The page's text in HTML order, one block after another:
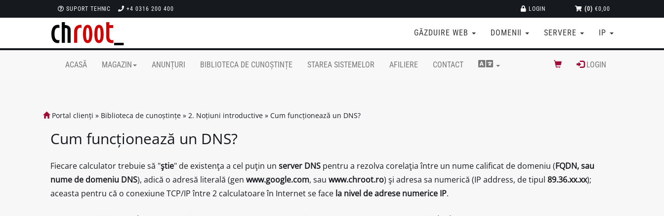
SUPORT TEHNIC +4 0316 200 400 (0) €0,00
LOGIN
GĂZDUIRE WEB DOMENII SERVERE IP
ACASĂ MAGAZIN ANUNȚURI BIBLIOTECA DE CUNOȘTINȚE STAREA SISTEMELOR AFILIERE CONTACT LOGIN
Portal clienți » Biblioteca de cunoștințe » 2. Noțiuni introductive » Cum funcționează un DNS?
Cum funcționează un DNS?
Fiecare calculator trebuie să "ştie" de existenţa a cel puţin un server DNS pentru a rezolva corelaţia între un nume calificat de domeniu (FQDN, sau
nume de domeniu DNS), adică o adresă literală (gen www.google.com, sau www.chroot.ro) şi adresa sa numerică (IP address, de tipul 89.36.xx.xx);
aceasta pentru că o conexiune TCP/IP între 2 calculatoare în Internet se face la nivel de adrese numerice IP.